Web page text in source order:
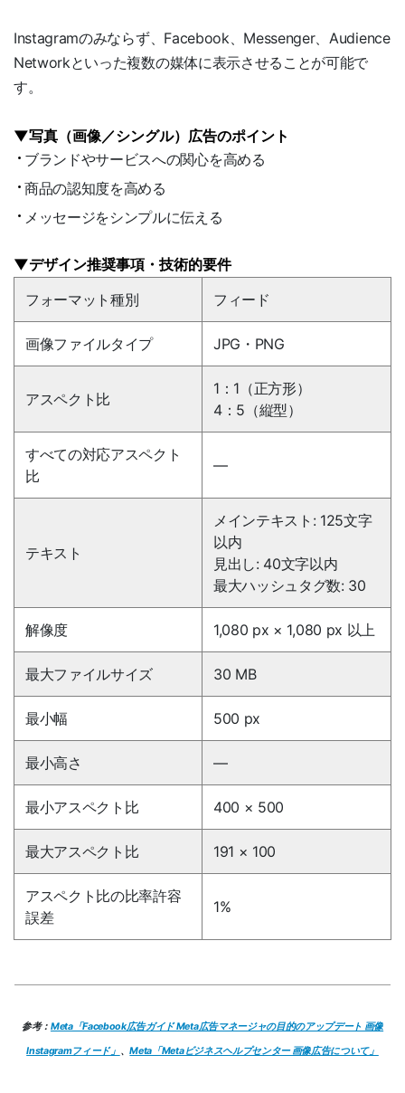
Instagramのみならず、Facebook、Messenger、Audience
Networkといった複数の媒体に表示させることが可能で
す。
▼写真（画像／シングル）広告のポイント
ブランドやサービスへの関心を高める
商品の認知度を高める
メッセージをシンプルに伝える
▼デザイン推奨事項・技術的要件
フォーマット種別
フィード
画像ファイルタイプ JPG・PNG
アスペクト比
1：1（正方形）
4：5（縦型）
すべての対応アスペクト
比
―
テキスト
メインテキスト: 125文字
以内
見出し: 40文字以内
最大ハッシュタグ数: 30
解像度 1,080 px × 1,080 px 以上
最大ファイルサイズ 30 MB
最小幅 500 px
最小高さ ―
最小アスペクト比 400 × 500
最大アスペクト比 191 × 100
アスペクト比の比率許容
誤差
1%
参考： Meta「Facebook広告ガイド Meta広告マネージャの目的のアップデート 画像
Instagramフィード」 、Meta「Metaビジネスヘルプセンター 画像広告について」